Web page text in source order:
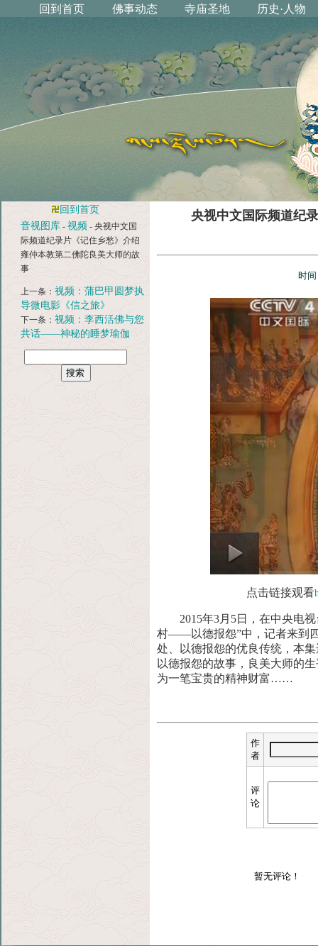
回到首页
音视图库 -视频 - 央视中文国
际频道纪录片《记住乡愁》介绍
雍仲本教第二佛陀良美大师的故
事
上一条：视频：蒲巴甲圆梦执
导微电影《信之旅》
下一条：视频：李西活佛与您
共话——神秘的睡梦瑜伽
央视中文国际频道纪
时
点击链接观看
2015年3月5日，在中央电
村——以德报怨”中，记者来到
处、以德报怨的优良传统，本
以德报怨的故事，良美大师的
为一笔宝贵的精神财富……